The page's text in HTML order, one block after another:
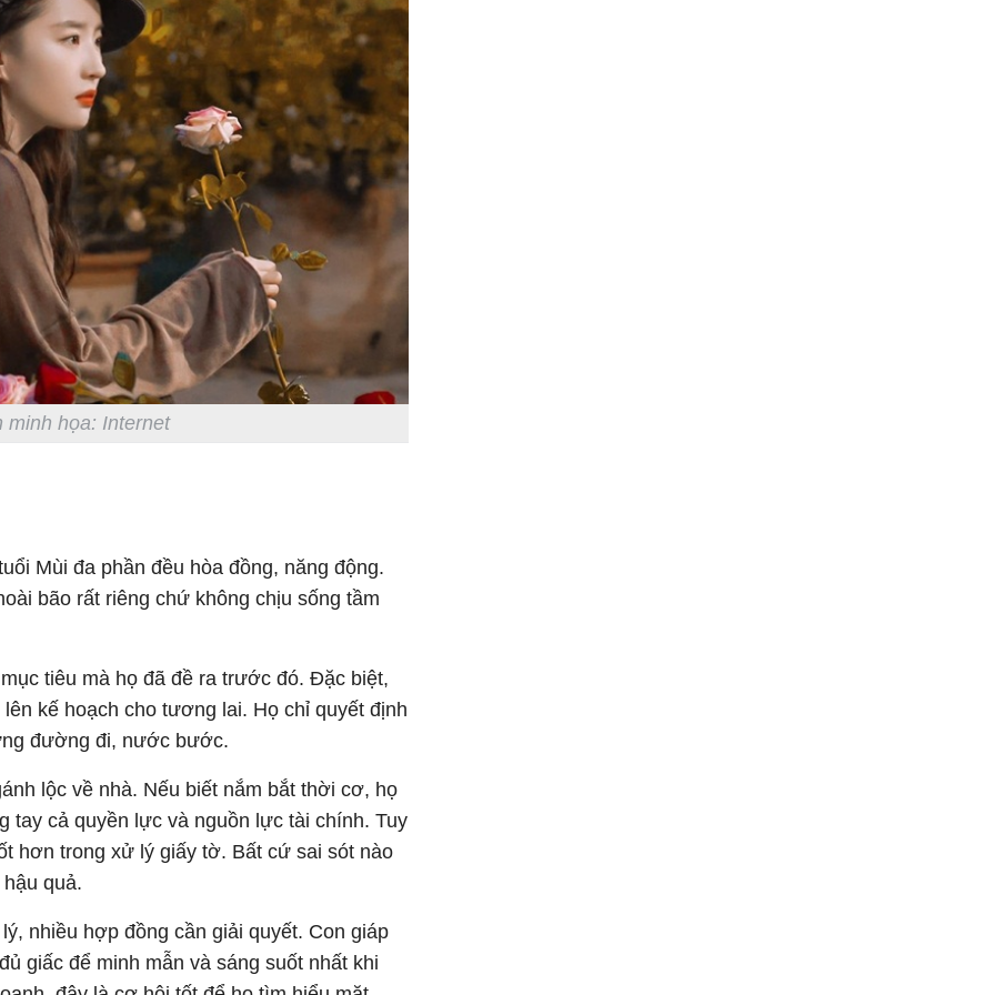
minh họa: Internet
Mùi đa phần đều hòa đồng, năng động.
bão rất riêng chứ không chịu sống tầm
tiêu mà họ đã đề ra trước đó. Đặc biệt,
kế hoạch cho tương lai. Họ chỉ quyết định
đường đi, nước bước.
lộc về nhà. Nếu biết nắm bắt thời cơ, họ
tay cả quyền lực và nguồn lực tài chính. Tuy
hơn trong xử lý giấy tờ. Bất cứ sai sót nào
quả.
nhiều hợp đồng cần giải quyết. Con giáp
giấc để minh mẫn và sáng suốt nhất khi